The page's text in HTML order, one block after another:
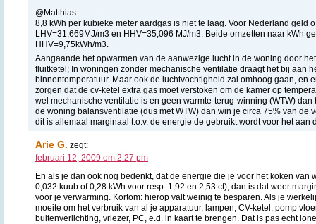
@Matthias
8,8 kWh per kubieke meter aardgas is niet te laag. Voor Nederland geld
LHV=31,669MJ/m3 en HHV=35,096 MJ/m3. Beide omzetten naar kWh
HHV=9,75kWh/m3.
Aangaande het opwarmen van de aanwezige lucht in de woning door
fluitketel; In woningen zonder mechanische ventilatie draagt het bij aan
binnentemperatuur. Maar ook de luchtvochtigheid zal omhoog gaan, en
zorgen dat de cv-ketel extra gas moet verstoken om de kamer op
wel mechanische ventilatie is en geen warmte-terug-winning (WTW) dan
de woning balansventilatie (dus met WTW) dan win je circa 75% van de
dit is allemaal marginaal t.o.v. de energie de gebruikt wordt voor het
Arie G. zegt:
februari 12, 2009 om 2:27 pm
En als je dan ook nog bedenkt, dat de energie die je voor het koken van
0,032 kuub of 0,28 kWh voor resp. 1,92 en 2,53 ct), dan is dat weer
voor je verwarming. Kortom: hierop valt weinig te besparen. Als je
moeite om het verbruik van al je apparatuur, lampen, CV-ketel, pomp
buitenverlichting, vriezer, PC, e.d. in kaart te brengen. Dat is pas echt